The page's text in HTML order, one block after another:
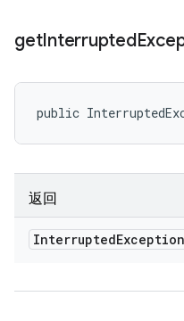
getInterrupted
public
返回
InterruptedException